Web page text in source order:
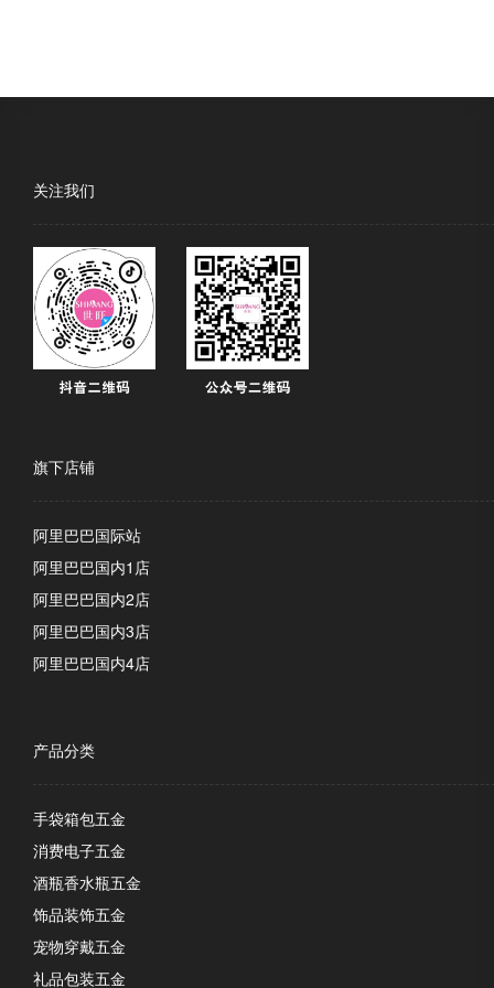
关注我们
旗下店铺
阿里巴巴国际站
阿里巴巴国内1店
阿里巴巴国内2店
阿里巴巴国内3店
阿里巴巴国内4店
产品分类
手袋箱包五金
消费电子五金
酒瓶香水瓶五金
饰品装饰五金
宠物穿戴五金
礼品包装五金